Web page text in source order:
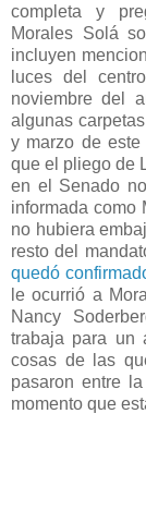
completa y
Morales Solá
incluyen
luces del
noviembre del
algunas
y marzo de
que el pliego de
en el Senado
informada como
no hubiera
resto del
quedó
le ocurrió a
Nancy
trabaja para un
cosas de las
pasaron entre
momento que